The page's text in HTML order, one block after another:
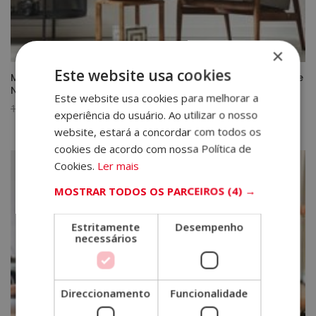
Mestrado Em Design E Decoração De Interiores – Selo De
Notário Europeu –
1.580,00
preço
original
era:
1.580,00€.
preço
atual
é:
395,00€.
×
Este website usa cookies
Este website usa cookies para melhorar a
experiência do usuário. Ao utilizar o nosso
website, estará a concordar com todos os
cookies de acordo com nossa Política de
Cookies. Ler mais
MOSTRAR TODOS OS PARCEIROS (4) →
Estritamente
necessários
Desempenho
Direccionamento Funcionalidade